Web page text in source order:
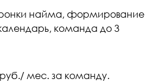
найма, формирование
команда до 3
мес. за команду.